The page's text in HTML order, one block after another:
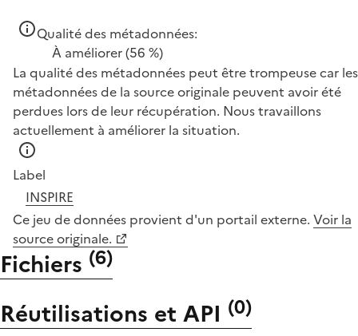
Qualité des métadonnées:
À améliorer(56 %)
La qualité des métadonnées peut être trompeuse car les
métadonnées de la source originale peuvent avoir été
perdues lors de leur récupération. Nous travaillons
actuellement à améliorer la situation.
Label
INSPIRE
Ce jeu de données provient d'un portail externe. Voir la
source originale.
Fichiers (6)
Réutilisations et API (0)